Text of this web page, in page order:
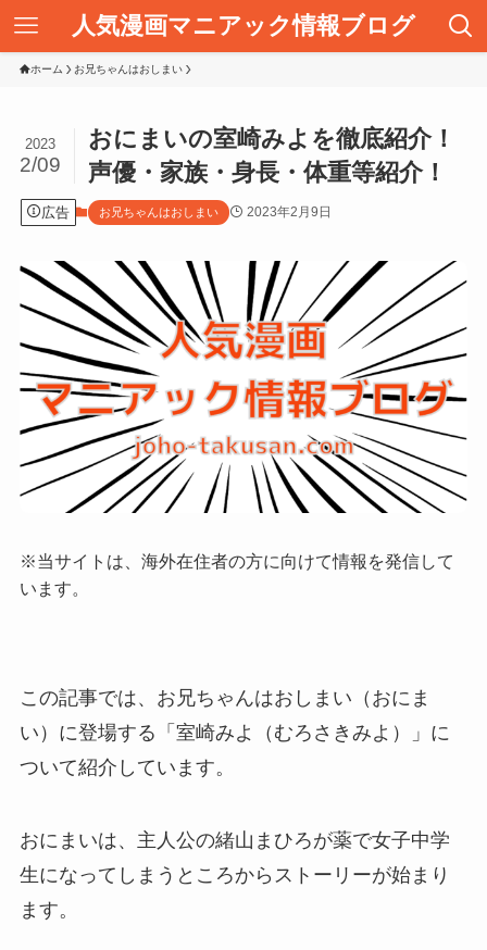
人気漫画マニアック情報ブログ
ホーム お兄ちゃんはおしまい
おにまいの室崎みよを徹底紹介！
声優・家族・身長・体重等紹介！
2023
2/09
広告 お兄ちゃんはおしまい 2023年2月9日
※当サイトは、海外在住者の方に向けて情報を発信して
います。
この記事では、お兄ちゃんはおしまい（おにま
い）に登場する「室崎みよ（むろさきみよ）」に
ついて紹介しています。
おにまいは、主人公の緒山まひろが薬で女子中学
生になってしまうところからストーリーが始まり
ます。